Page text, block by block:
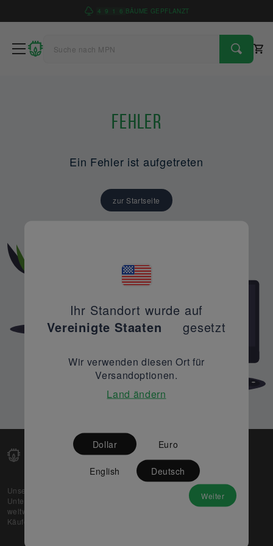
4 9 1 6 BÄUME GEPFLANZT
Fehler
Ein Fehler ist aufgetreten
zur Startseite
Unsere Web-Plattform unterstützt OEM- und EMS-
Unternehmen dabei, ihre überschüssigen Lagerbestände
weltweit zu verkaufen und gleichzeitig den potenziellen
Käufern beste Preise und Qualität zu bieten.
Partner
Ihr Standort wurde auf
Vereinigte Staaten
gesetzt
Wir verwenden diesen Ort für
Versandoptionen.
Land ändern
Dollar Euro
English Deutsch
Weiter